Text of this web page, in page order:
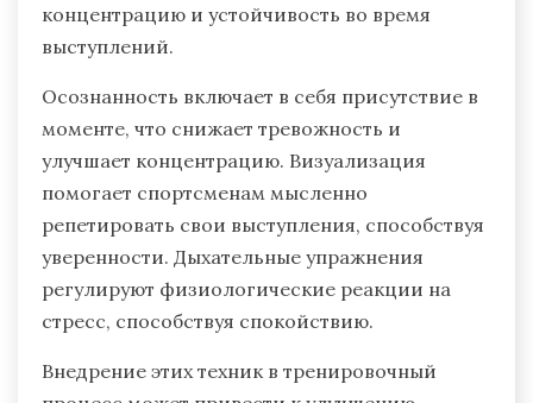
концентрацию и устойчивость во время
выступлений.
Осознанность включает в себя присутствие в
моменте, что снижает тревожность и
улучшает концентрацию. Визуализация
помогает спортсменам мысленно
репетировать свои выступления, способствуя
уверенности. Дыхательные упражнения
регулируют физиологические реакции на
стресс, способствуя спокойствию.
Внедрение этих техник в тренировочный